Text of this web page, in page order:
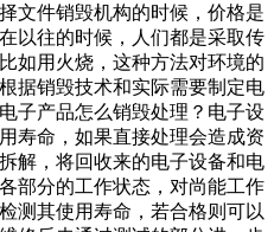
文件销毁机构的时候，价格是
以往的时候，人们都是采取传
如用火烧，这种方法对环境的
据销毁技术和实际需要制定电
子产品怎么销毁处理？电子设
寿命，如果直接处理会造成资
解，将回收来的电子设备和电
部分的工作状态，对尚能工作
测其使用寿命，若合格则可以